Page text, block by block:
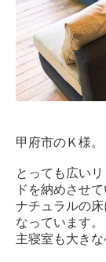
甲府市のＫ様。
とっても広い
ドを納めさせ
ナチュラルの
なっています。
主寝室も大き